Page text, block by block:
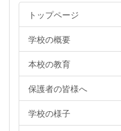
トップページ
学校の概要
本校の教育
保護者の皆様へ
学校の様子